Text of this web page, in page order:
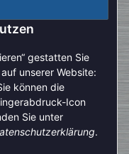
gestatten Sie
unserer Website:
können die
Icon
Sie unter
.
zu verlängerten
Sie außerdem,